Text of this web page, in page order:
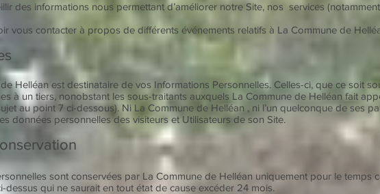
des informations nous permettant d’améliorer notre Site, nos services
vous contacter à propos de différents événements relatifs à La Commune de
Helléan est destinataire de vos Informations Personnelles. Celles-ci, que ce soit
à un tiers, nonobstant les sous-traitants auxquels La Commune de Helléan fait
au point 7 ci-dessous). Ni La Commune de Helléan , ni l’un quelconque de ses
données personnelles des visiteurs et Utilisateurs de son Site.
sont conservées par La Commune de Helléan uniquement pour le temps
dessus qui ne saurait en tout état de cause excéder 24 mois.